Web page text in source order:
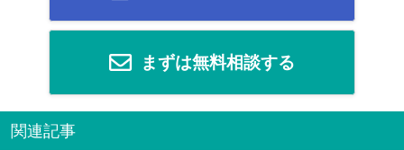
まずは無料相談する
関連記事